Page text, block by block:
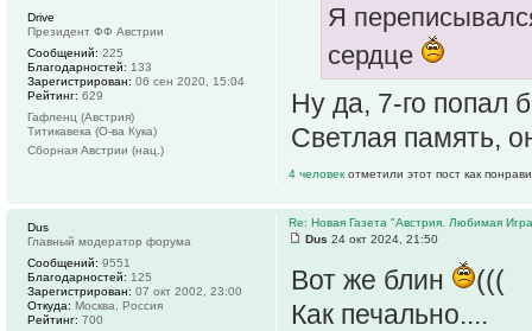
Я
сердце
Ну да, 7-го попал
Светлая память,
4 человек отметили этот пост как
Drive
Президент ФФ Австрии
Сообщений: 225
Благодарностей: 133
Зарегистрирован: 06 сен 2020, 15:04
Рейтинг: 629
Гафленц (Австрия)
Титикавека (О-ва Кука)
Сборная Австрии (нац.)
Re: Новая Газета "Австрия. Любимая
Dus 24 окт 2024, 21:50
Вот же блин
(((
Как печально....
Dus
Главный модератор форума
Сообщений: 9551
Благодарностей: 125
Зарегистрирован: 07 окт 2002, 23:00
Откуда: Москва, Россия
Рейтинг: 700